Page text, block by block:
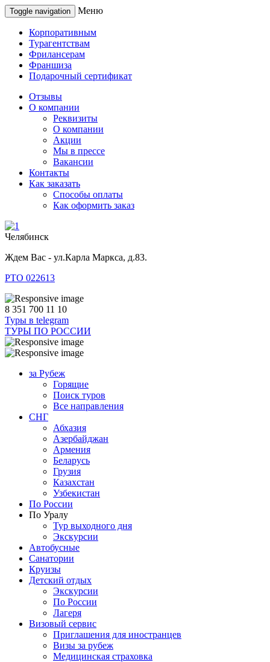
Toggle navigation Меню
Корпоративным
Турагентствам
Фрилансерам
Франшиза
Подарочный сертификат
Отзывы
О компании
Реквизиты
О компании
Акции
Мы в прессе
Вакансии
Контакты
Как заказать
Способы оплаты
Как оформить заказ
Челябинск
Ждем Вас - ул.Карла Маркса, д.83.
РТО 022613
8 351 700 11 10
Туры в telegram
ТУРЫ ПО РОССИИ
за Рубеж
Горящие
Поиск туров
Все направления
СНГ
Абхазия
Азербайджан
Армения
Беларусь
Грузия
Казахстан
Узбекистан
По России
По Уралу
Тур выходного дня
Экскурсии
Автобусные
Санатории
Круизы
Детский отдых
Экскурсии
По России
Лагеря
Визовый сервис
Приглашения для иностранцев
Визы за рубеж
Медицинская страховка